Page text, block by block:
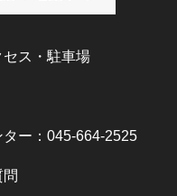
ス・駐車場
ター：045-664-2525